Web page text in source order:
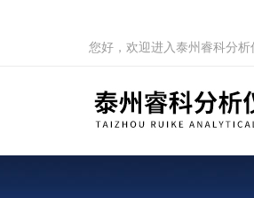
您好，欢迎进入泰州睿科分析